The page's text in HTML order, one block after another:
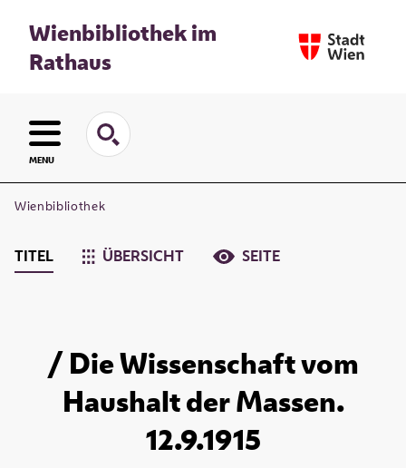
Wienbibliothek im
Rathaus
MENU
Wienbibliothek
TITEL ÜBERSICHT SEITE
/ Die Wissenschaft vom
Haushalt der Massen.
12.9.1915